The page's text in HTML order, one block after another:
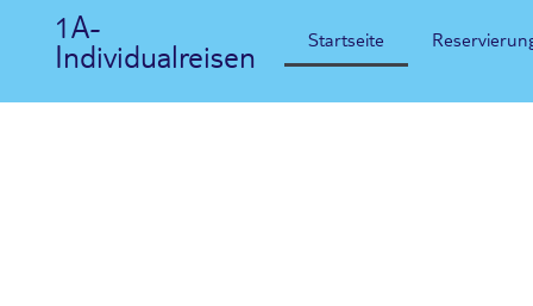
1A-
Individualreisen Startseite